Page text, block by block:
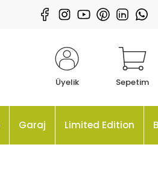
Üyelik Sepetim
Garaj Limited Edition